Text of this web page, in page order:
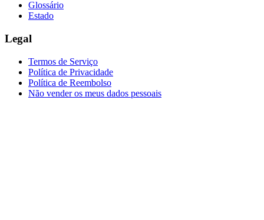
Glossário
Estado
Legal
Termos de Serviço
Política de Privacidade
Política de Reembolso
Não vender os meus dados pessoais